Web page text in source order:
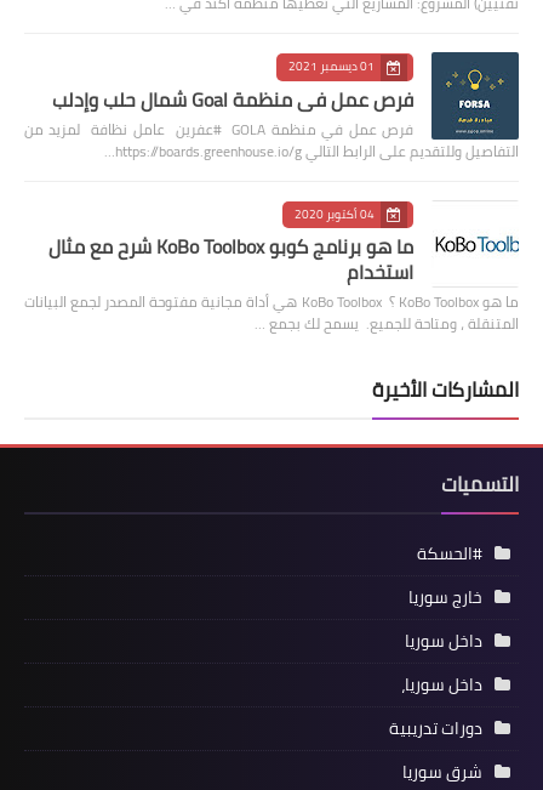
01 ديسمبر 2021
فرص عمل في منظمة Goal شمال حلب وإدلب
فرص عمل في منظمة GOLA #عفرين عامل نظافة لمزيد من
التفاصيل وللتقديم على الرابط التالي https://boards.greenhouse.io/g…
04 أكتوبر 2020
ما هو برنامج كوبو KoBo Toolbox شرح مع مثال
استخدام
ما هو KoBo Toolbox ؟ KoBo Toolbox هي أداة مجانية مفتوحة المصدر لجمع البيانات
المتنقلة ، ومتاحة للجميع. يسمح لك بجمع …
المشاركات الأخيرة
التسميات
#الحسكة
خارج سوريا
داخل سوريا
داخل سوريا،
دورات تدريبية
شرق سوريا